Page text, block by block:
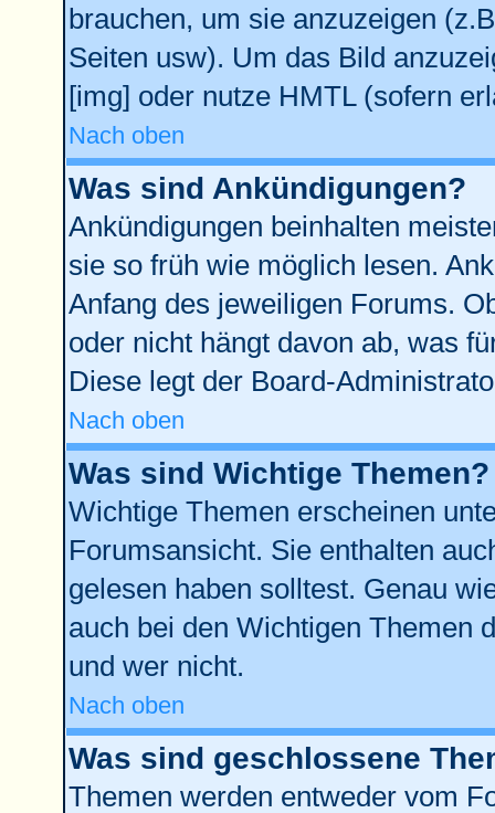
brauchen, um sie anzuzeigen
Seiten usw). Um das Bild
[img] oder nutze HMTL (sofern
Nach oben
Was sind Ankündigungen?
Ankündigungen beinhalten
sie so früh wie möglich lesen.
Anfang des jeweiligen Forums.
oder nicht hängt davon ab, was
Diese legt der Board-
Nach oben
Was sind Wichtige Themen?
Wichtige Themen erscheinen
Forumsansicht. Sie enthalten
gelesen haben solltest. Genau
auch bei den Wichtigen Themen
und wer nicht.
Nach oben
Was sind geschlossene
Themen werden entweder vom